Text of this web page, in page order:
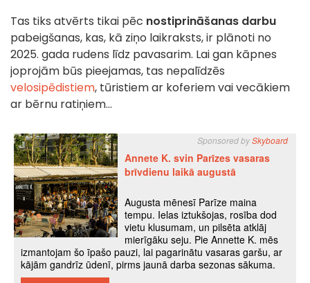
Tas tiks atvērts tikai pēc nostiprināšanas darbu
pabeigšanas, kas, kā ziņo laikraksts, ir plānoti no
2025. gada rudens līdz pavasarim. Lai gan kāpnes
joprojām būs pieejamas, tas nepalīdzēs
velosipēdistiem, tūristiem ar koferiem vai vecākiem
ar bērnu ratiņiem...